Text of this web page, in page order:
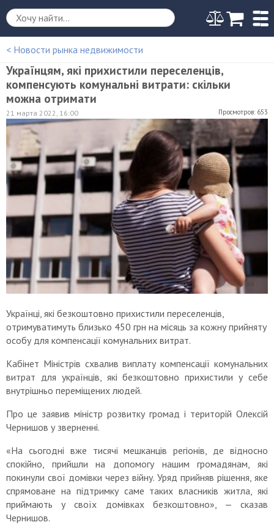
< Новости рынка недвижимости
Українцям, які прихистили переселенців,
компенсують комунальні витрати: скільки
можна отримати
Просмотров: 653
21 марта 2022, 16:00
Українці, які безкоштовно прихистили переселенців,
отримуватимуть близько 450 грн на місяць за кожну прийняту
особу для компенсації комунальних витрат.
Кабінет Міністрів схвалив виплату компенсації комунальних
витрат для українців, які безкоштовно прихистили у себе
внутрішньо переміщених людей.
Про це заявив міністр розвитку громад і територій Олексій
Чернишов у зверненні.
«На сьогодні вже тисячі мешканців регіонів, де відносно
спокійно, прийшли на допомогу нашим громадянам, які
покинули свої домівки через війну. Уряд прийняв рішення, яке
спрямоване на підтримку саме таких власників житла, які
приймають у своїх домівках безкоштовно», — сказав
Чернишов.